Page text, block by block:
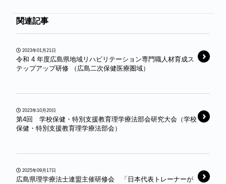
関連記事
2023年01月21日
令和 4 年度広島県地域リハビリテーション専門職人材育成ス
テップアップ研修 （広島二次保健医療圏域）
2023年10月20日
第4回 学校保健・特別支援教育理学療法部会研究大会（学校
保健・特別支援教育理学療法部会）
2025年09月17日
広島県理学療法士連盟主催研修会 「日本代表トレーナーが